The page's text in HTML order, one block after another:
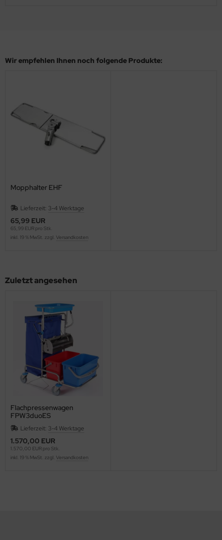
Wir empfehlen Ihnen noch folgende Produkte:
Mopphalter EHF
Lieferzeit: 3-4 Werktage
65,99 EUR
65,99 EUR pro Stk.
inkl. 19 % MwSt. zzgl. Versandkosten
Zuletzt angesehen
Flachpressenwagen
FPW3duoES
Lieferzeit: 3-4 Werktage
1.570,00 EUR
1.570,00 EUR pro Stk.
inkl. 19 % MwSt. zzgl. Versandkosten